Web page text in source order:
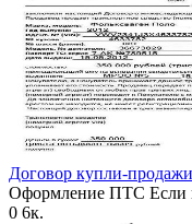
Договор купли-
Оформление ПТС Если
0 6к.